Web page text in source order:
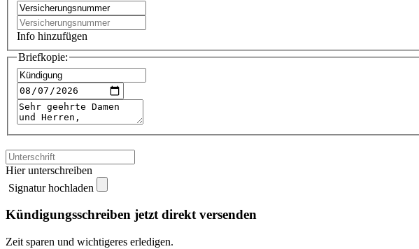
Info hinzufügen
Briefkopie:
Hier unterschreiben
Signatur hochladen
Kündigungsschreiben jetzt direkt versenden
Zeit sparen und wichtigeres erledigen.